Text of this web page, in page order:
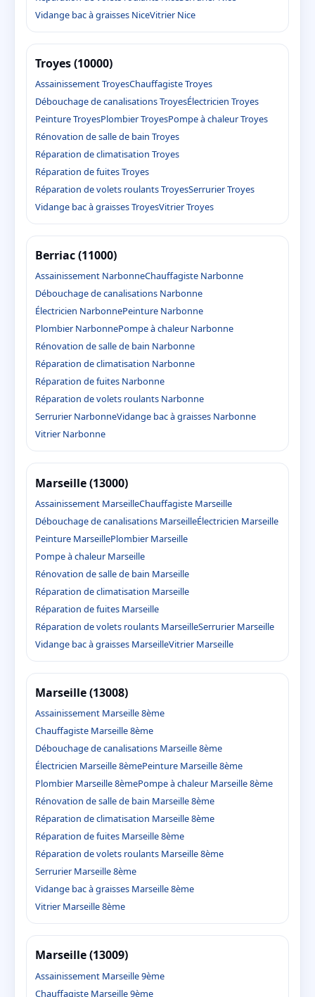
Vidange bac à graisses NiceVitrier Nice
Troyes (10000)
Assainissement TroyesChauffagiste Troyes
Débouchage de canalisations TroyesÉlectricien Troyes
Peinture TroyesPlombier TroyesPompe à chaleur Troyes
Rénovation de salle de bain Troyes
Réparation de climatisation Troyes
Réparation de fuites Troyes
Réparation de volets roulants TroyesSerrurier Troyes
Vidange bac à graisses TroyesVitrier Troyes
Berriac (11000)
Assainissement NarbonneChauffagiste Narbonne
Débouchage de canalisations Narbonne
Électricien NarbonnePeinture Narbonne
Plombier NarbonnePompe à chaleur Narbonne
Rénovation de salle de bain Narbonne
Réparation de climatisation Narbonne
Réparation de fuites Narbonne
Réparation de volets roulants Narbonne
Serrurier NarbonneVidange bac à graisses Narbonne
Vitrier Narbonne
Marseille (13000)
Assainissement MarseilleChauffagiste Marseille
Débouchage de canalisations MarseilleÉlectricien Marseille
Peinture MarseillePlombier Marseille
Pompe à chaleur Marseille
Rénovation de salle de bain Marseille
Réparation de climatisation Marseille
Réparation de fuites Marseille
Réparation de volets roulants MarseilleSerrurier Marseille
Vidange bac à graisses MarseilleVitrier Marseille
Marseille (13008)
Assainissement Marseille 8ème
Chauffagiste Marseille 8ème
Débouchage de canalisations Marseille 8ème
Électricien Marseille 8èmePeinture Marseille 8ème
Plombier Marseille 8èmePompe à chaleur Marseille 8ème
Rénovation de salle de bain Marseille 8ème
Réparation de climatisation Marseille 8ème
Réparation de fuites Marseille 8ème
Réparation de volets roulants Marseille 8ème
Serrurier Marseille 8ème
Vidange bac à graisses Marseille 8ème
Vitrier Marseille 8ème
Marseille (13009)
Assainissement Marseille 9ème
Chauffagiste Marseille 9ème